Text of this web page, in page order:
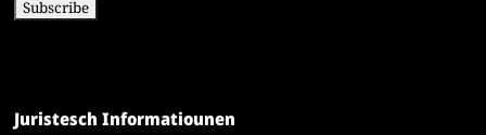
Juristesch Informatiounen